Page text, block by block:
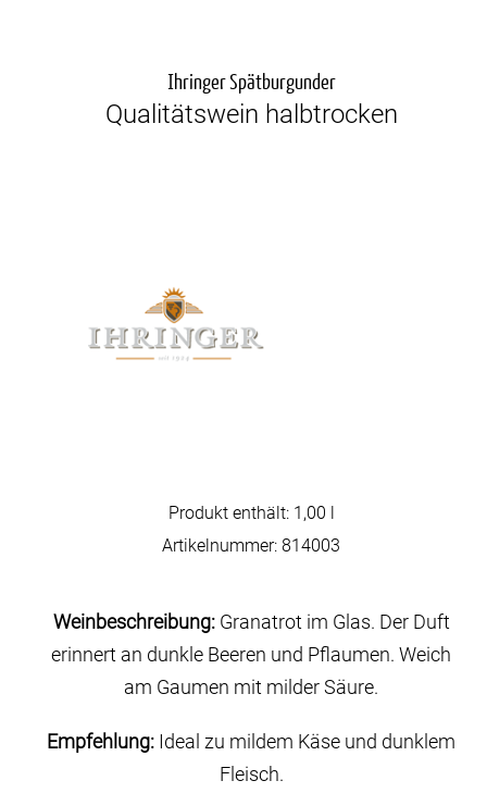
Ihringer Spätburgunder
Qualitätswein halbtrocken
Produkt enthält: 1,00
Artikelnummer: 814003
Weinbeschreibung: Granatrot im Glas. Der Duft
erinnert an dunkle Beeren und Pflaumen. Weich
am Gaumen mit milder Säure.
Empfehlung: Ideal zu mildem Käse und dunklem
Fleisch.